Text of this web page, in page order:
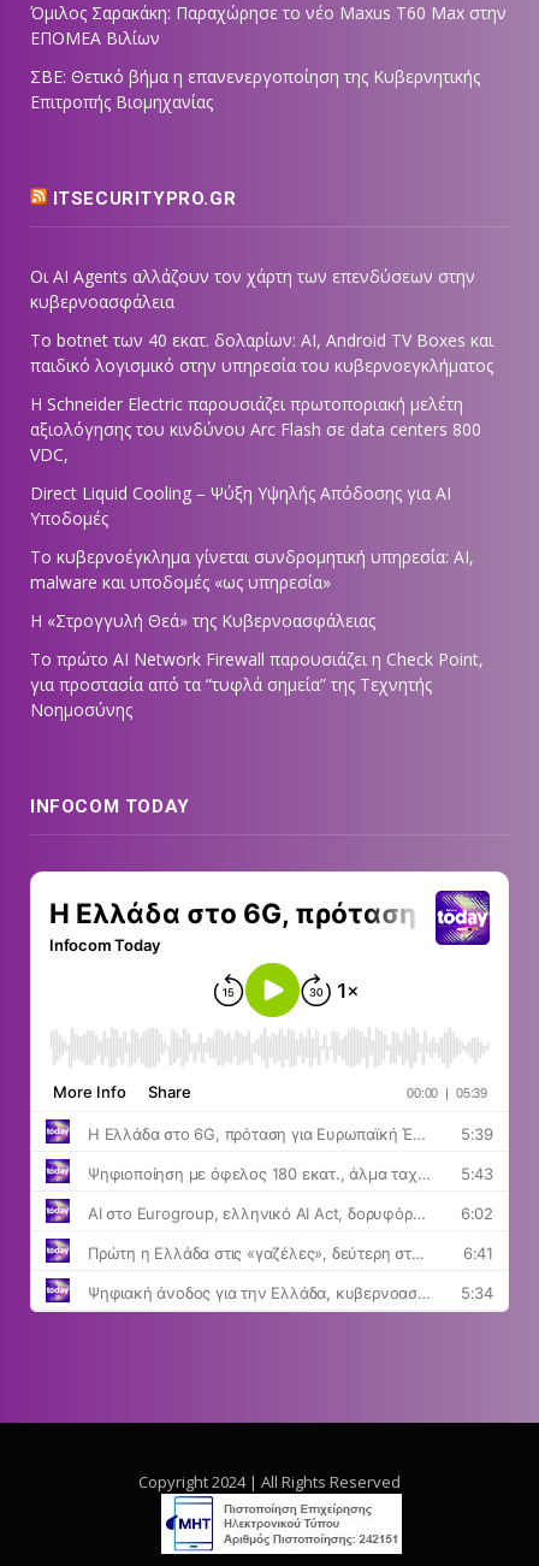
Όμιλος Σαρακάκη: Παραχώρησε το νέο Maxus T60 Max στην
ΕΠΟΜΕΑ Βιλίων
ΣΒΕ: Θετικό βήμα η επανενεργοποίηση της Κυβερνητικής
Επιτροπής Βιομηχανίας
ITSECURITYPRO.GR
Οι AI Agents αλλάζουν τον χάρτη των επενδύσεων στην
κυβερνοασφάλεια
Το botnet των 40 εκατ. δολαρίων: AI, Android TV Boxes και
παιδικό λογισμικό στην υπηρεσία του κυβερνοεγκλήματος
Η Schneider Electric παρουσιάζει πρωτοποριακή μελέτη
αξιολόγησης του κινδύνου Arc Flash σε data centers 800
VDC,
Direct Liquid Cooling – Ψύξη Υψηλής Απόδοσης για AI
Υποδομές
Το κυβερνοέγκλημα γίνεται συνδρομητική υπηρεσία: AI,
malware και υποδομές «ως υπηρεσία»
Η «Στρογγυλή Θεά» της Κυβερνοασφάλειας
Tο πρώτο AI Network Firewall παρουσιάζει η Check Point,
για προστασία από τα “τυφλά σημεία” της Τεχνητής
Νοημοσύνης
INFOCOM TODAY
Copyright 2024 | All Rights Reserved